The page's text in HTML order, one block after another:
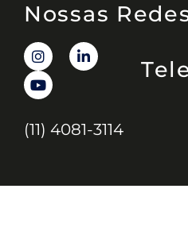
Nossas
(11) 4081-3114